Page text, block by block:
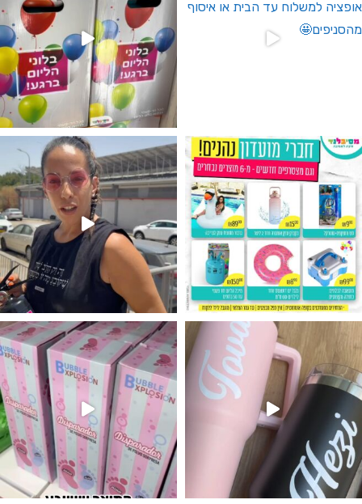
מין העובר רק במסיבלנד !! קיים
מטף לגילוי מין העובר חזר למלא